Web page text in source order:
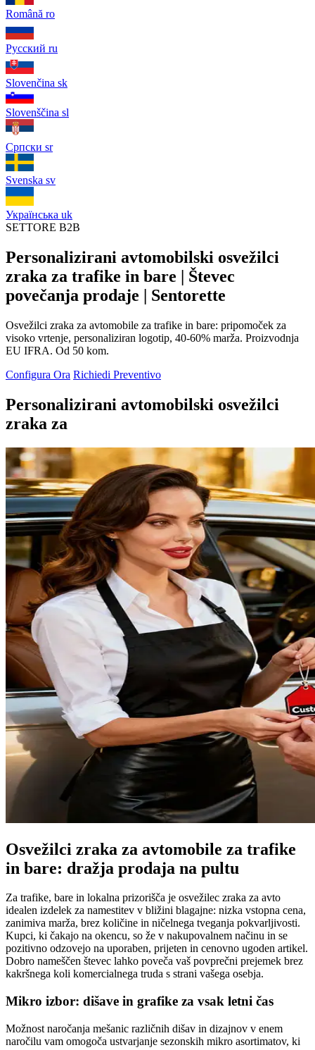
Română ro
Русский ru
Slovenčina sk
Slovenščina sl
Српски sr
Svenska sv
Українська uk
SETTORE B2B
Personalizirani avtomobilski osvežilci
zraka za trafike in bare | Števec
povečanja prodaje | Sentorette
Osvežilci zraka za avtomobile za trafike in bare: pripomoček za
visoko vrtenje, personaliziran logotip, 40-60% marža. Proizvodnja
EU IFRA. Od 50 kom.
Configura Ora Richiedi Preventivo
Personalizirani avtomobilski osvežilci
zraka za
Osvežilci zraka za avtomobile za trafike
in bare: dražja prodaja na pultu
Za trafike, bare in lokalna prizorišča je osvežilec zraka za avto
idealen izdelek za namestitev v bližini blagajne: nizka vstopna cena,
zanimiva marža, brez količine in ničelnega tveganja pokvarljivosti.
Kupci, ki čakajo na okencu, so že v nakupovalnem načinu in se
pozitivno odzovejo na uporaben, prijeten in cenovno ugoden artikel.
Dobro nameščen števec lahko poveča vaš povprečni prejemek brez
kakršnega koli komercialnega truda s strani vašega osebja.
Mikro izbor: dišave in grafike za vsak letni čas
Možnost naročanja mešanic različnih dišav in dizajnov v enem
naročilu vam omogoča ustvarjanje sezonskih mikro asortimatov, ki